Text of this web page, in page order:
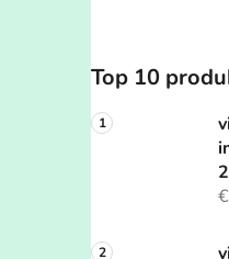
Top 10